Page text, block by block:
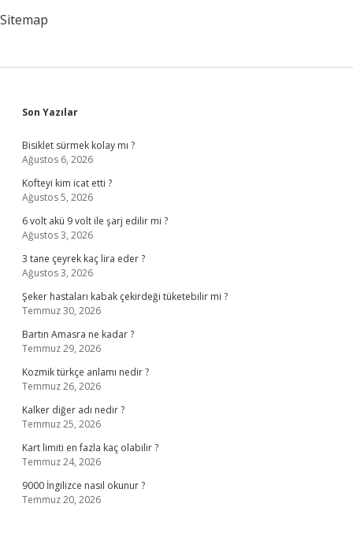
Sitemap
Sidebar
Son Yazılar
Bisiklet sürmek kolay mı ?
Ağustos 6, 2026
Kofteyi kim icat etti ?
Ağustos 5, 2026
6 volt akü 9 volt ile şarj edilir mi ?
Ağustos 3, 2026
3 tane çeyrek kaç lira eder ?
Ağustos 3, 2026
Şeker hastaları kabak çekirdeği tüketebilir mi ?
Temmuz 30, 2026
Bartın Amasra ne kadar ?
Temmuz 29, 2026
Kozmik türkçe anlamı nedir ?
Temmuz 26, 2026
Kalker diğer adı nedir ?
Temmuz 25, 2026
Kart limiti en fazla kaç olabilir ?
Temmuz 24, 2026
9000 İngilizce nasıl okunur ?
Temmuz 20, 2026